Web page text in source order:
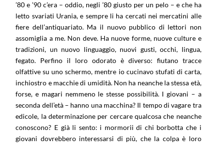
’80 e ’90 c’era – oddio, negli ’80 giusto per un pelo – e che ha
letto svariati Urania, e sempre li ha cercati nei mercatini alle
fiere dell’antiquariato. Ma il nuovo pubblico di lettori non
assomiglia a me. Non deve. Ha nuove forme, nuove culture e
tradizioni, un nuovo linguaggio, nuovi gusti, occhi, lingua,
fegato. Perfino il loro odorato è diverso: fiutano tracce
olfattive su uno schermo, mentre io cucinavo stufati di carta,
inchiostro e macchie di umidità. Non ha neanche la stessa età,
forse, e magari nemmeno le stesse possibilità. I giovani – a
seconda dell’età – hanno una macchina? Il tempo di vagare tra
edicole, la determinazione per cercare qualcosa che neanche
conoscono? E già li sento: i mormorii di chi borbotta che i
giovani dovrebbero interessarsi di più, che la colpa è loro